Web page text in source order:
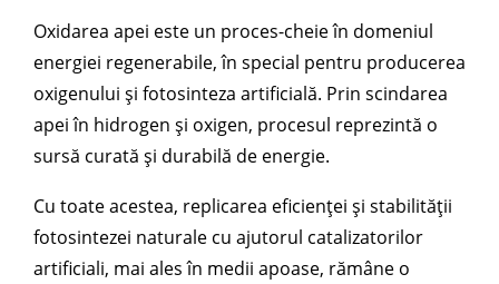
Oxidarea apei este un proces-cheie în domeniul
energiei regenerabile, în special pentru producerea
oxigenului și fotosinteza artificială. Prin scindarea
apei în hidrogen și oxigen, procesul reprezintă o
sursă curată și durabilă de energie.
Cu toate acestea, replicarea eficienței și stabilității
fotosintezei naturale cu ajutorul catalizatorilor
artificiali, mai ales în medii apoase, rămâne o